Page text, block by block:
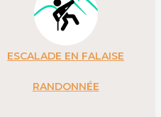
ESCALADE EN FALAISE
RANDONNÉE